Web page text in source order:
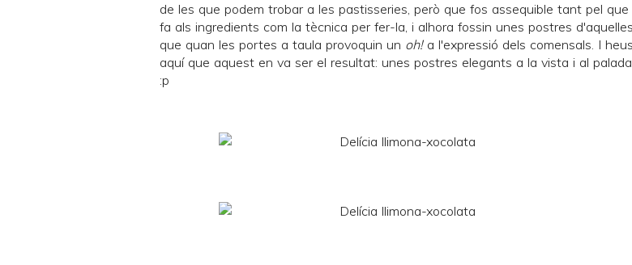
de les que podem trobar a les pastisseries, però que fos assequible tant pel que
fa als ingredients com la tècnica per fer-la, i alhora fossin unes postres d'aquelles
que quan les portes a taula provoquin un oh!a l'expressió dels comensals. I heus
aquí que aquest en va ser el resultat: unes postres elegants a la vista i al
:p